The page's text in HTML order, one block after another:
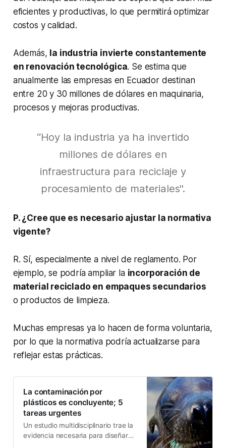
eficientes y productivas, lo que permitirá optimizar
costos y calidad.
Además, la industria invierte constantemente
en renovación tecnológica. Se estima que
anualmente las empresas en Ecuador destinan
entre 20 y 30 millones de dólares en maquinaria,
procesos y mejoras productivas.
“Hoy la industria ya ha invertido
millones de dólares en
infraestructura para reciclaje y
procesamiento de materiales".
P. ¿Cree que es necesario ajustar la normativa
vigente?
R. Sí, especialmente a nivel de reglamento. Por
ejemplo, se podría ampliar la incorporación de
material reciclado en empaques secundarios
o productos de limpieza.
Muchas empresas ya lo hacen de forma voluntaria,
por lo que la normativa podría actualizarse para
reflejar estas prácticas.
La contaminación por
plásticos es concluyente; 5
tareas urgentes
Un estudio multidisciplinario trae la
evidencia necesaria para diseñar